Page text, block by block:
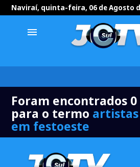
Naviraí, quinta-feira, 06 de Agosto
menu
Foram encontrados
para o termo
em festoeste